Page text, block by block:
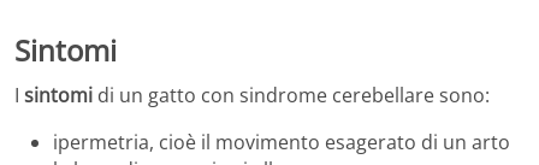
Sintomi
I sintomi di un gatto con sindrome cerebellare sono:
ipermetria, cioè il movimento esagerato di un arto